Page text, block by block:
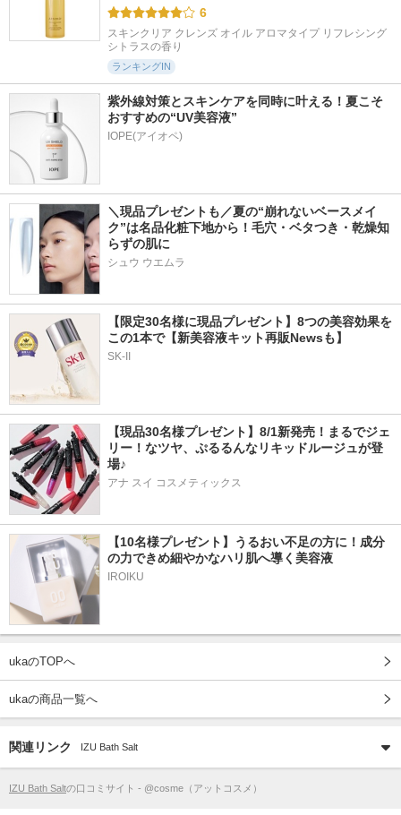
6
スキンクリア クレンズ オイル アロマタイプ リフレシング
シトラスの香り
ランキングIN
紫外線対策とスキンケアを同時に叶える！夏こそ
おすすめの“UV美容液”
IOPE(アイオペ)
＼現品プレゼントも／夏の“崩れないベースメイ
ク”は名品化粧下地から！毛穴・ベタつき・乾燥知
らずの肌に
シュウ ウエムラ
【限定30名様に現品プレゼント】8つの美容効果を
この1本で【新美容液キット再販Newsも】
SK-II
【現品30名様プレゼント】8/1新発売！まるでジェ
リー！なツヤ、ぷるるんなリキッドルージュが登
場♪
アナ スイ コスメティックス
【10名様プレゼント】うるおい不足の方に！成分
の力できめ細やかなハリ肌へ導く美容液
IROIKU
ukaのTOPへ
ukaの商品一覧へ
関連リンク IZU Bath Salt
IZU Bath Saltの口コミサイト - @cosme（アットコスメ）